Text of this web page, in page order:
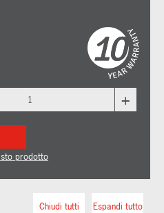
+
prodotto
Espandi tutto
Chiudi tutti